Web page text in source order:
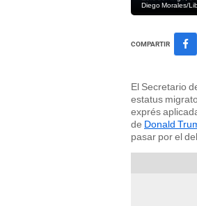
Diego Morales/
COMPARTIR
El Secretario
estatus
exprés
de Donald
pasar por el